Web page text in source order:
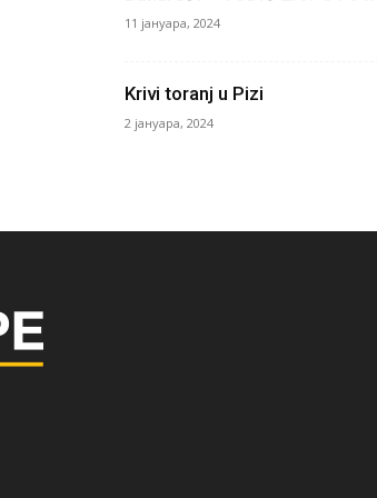
11 јануара, 2024
Krivi toranj u Pizi
2 јануара, 2024